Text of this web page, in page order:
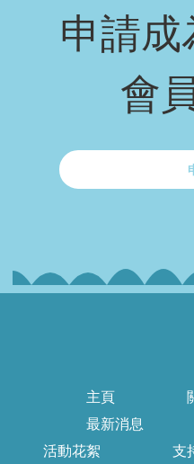
申請成
會
主頁
最新消息
活動花絮
支